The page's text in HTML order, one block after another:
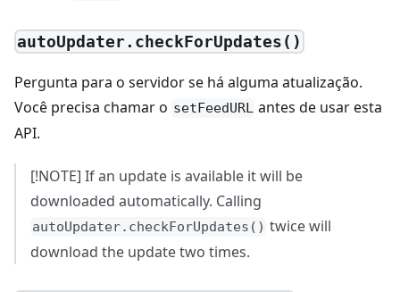
autoUpdater.checkForUpdates()
Pergunta para o servidor se há alguma atualização.
Você precisa chamar o setFeedURL antes de usar esta
API.
[!NOTE] If an update is available it will be
downloaded automatically. Calling
autoUpdater.checkForUpdates() twice will
download the update two times.